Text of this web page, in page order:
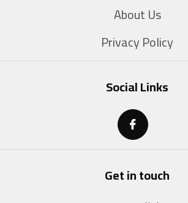
About Us
Privacy Policy
Social Links
Get in touch